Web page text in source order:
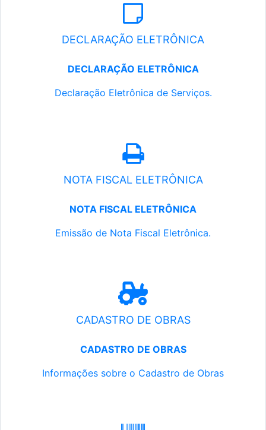
DECLARAÇÃO ELETRÔNICA
DECLARAÇÃO ELETRÔNICA
Declaração Eletrônica de Serviços.
NOTA FISCAL ELETRÔNICA
NOTA FISCAL ELETRÔNICA
Emissão de Nota Fiscal Eletrônica.
CADASTRO DE OBRAS
CADASTRO DE OBRAS
Informações sobre o Cadastro de Obras